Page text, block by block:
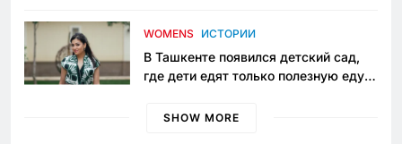
приговору
WOMENS ИСТОРИИ
В Ташкенте появился детский сад,
где дети едят только полезную еду.
просить «кашу без сахара»
SHOW MORE